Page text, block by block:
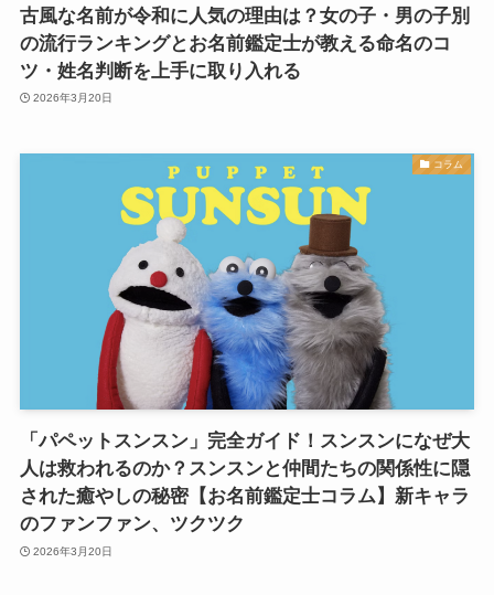
古風な名前が令和に人気の理由は？女の子・男の子別
の流行ランキングとお名前鑑定士が教える命名のコ
ツ・姓名判断を上手に取り入れる
2026年3月20日
コラム
「パペットスンスン」完全ガイド！スンスンになぜ大
人は救われるのか？スンスンと仲間たちの関係性に隠
された癒やしの秘密【お名前鑑定士コラム】新キャラ
のファンファン、ツクツク
2026年3月20日